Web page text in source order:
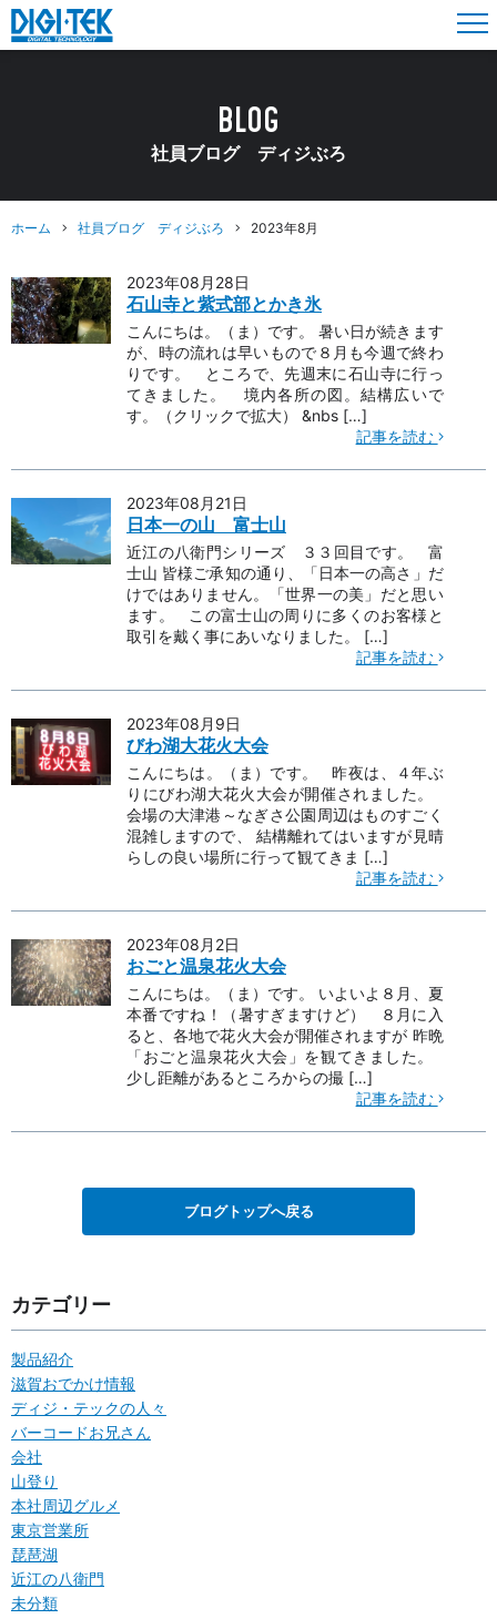
BLOG
社員ブログ ディジぶろ
ホーム 社員ブログ ディジぶろ 2023年8月
2023年08月28日
石山寺と紫式部とかき氷
こんにちは。（ま）です。 暑い日が続きます
が、時の流れは早いもので８月も今週で終わ
りです。 ところで、先週末に石山寺に行っ
てきました。 境内各所の図。結構広いで
す。（クリックで拡大） &nbs […]
記事を読む
2023年08月21日
日本一の山 富士山
近江の八衛門シリーズ ３３回目です。 富
士山 皆様ご承知の通り、「日本一の高さ」だ
けではありません。「世界一の美」だと思い
ます。 この富士山の周りに多くのお客様と
取引を戴く事にあいなりました。 […]
記事を読む
2023年08月9日
びわ湖大花火大会
こんにちは。（ま）です。 昨夜は、４年ぶ
りにびわ湖大花火大会が開催されました。
会場の大津港～なぎさ公園周辺はものすごく
混雑しますので、 結構離れてはいますが見晴
らしの良い場所に行って観てきま […]
記事を読む
2023年08月2日
おごと温泉花火大会
こんにちは。（ま）です。 いよいよ８月、夏
本番ですね！（暑すぎますけど） ８月に入
ると、各地で花火大会が開催されますが 昨晩
「おごと温泉花火大会」を観てきました。
少し距離があるところからの撮 […]
記事を読む
ブログトップへ戻る
カテゴリー
製品紹介
滋賀おでかけ情報
ディジ・テックの人々
バーコードお兄さん
会社
山登り
本社周辺グルメ
東京営業所
琵琶湖
近江の八衛門
未分類